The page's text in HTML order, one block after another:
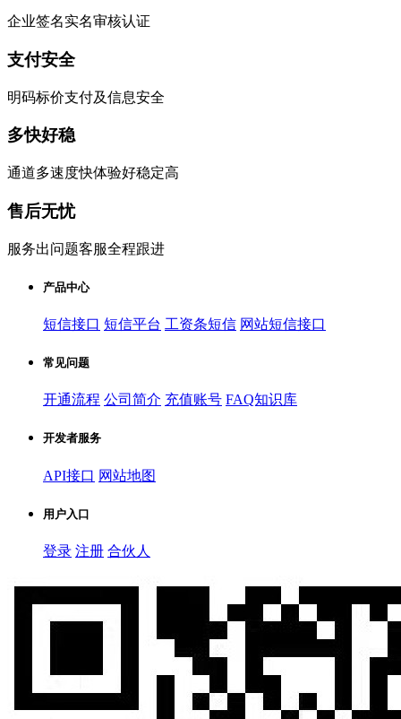
企业签名实名审核认证
支付安全
明码标价支付及信息安全
多快好稳
通道多速度快体验好稳定高
售后无忧
服务出问题客服全程跟进
产品中心
短信接口 短信平台 工资条短信 网站短信接口
常见问题
开通流程 公司简介 充值账号 FAQ知识库
开发者服务
API接口 网站地图
用户入口
登录 注册 合伙人